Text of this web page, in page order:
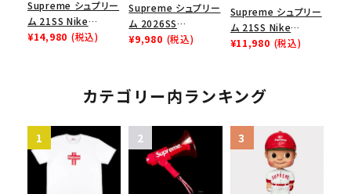
Supreme シュプリー
ム 21SS Nike
Lightweight Crew
¥14,980 (税込)
Supreme シュプリー
ム 2026SS
Webbing
ック
¥9,980 (税込)
Supreme シュプリー
ム 21SS Nike
Lightweight Crew
ーソックス(1パック)
レッド
¥11,980 (税込)
カテゴリー内ランキング